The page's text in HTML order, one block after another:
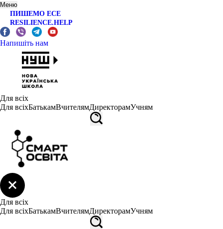
Меню
ПИШЕМО ЕСЕ
RESILIENCE.HELP
Напишіть нам
Для всіх
Для всіхБатькамВчителямДиректорамУчням
Для всіх
Для всіхБатькамВчителямДиректорамУчням